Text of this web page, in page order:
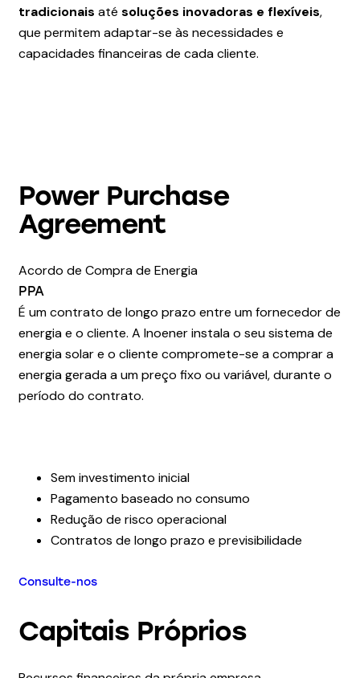
tradicionais até soluções inovadoras e flexíveis,
que permitem adaptar-se às necessidades e
capacidades financeiras de cada cliente.
Power Purchase
Agreement
Acordo de Compra de Energia
PPA
É um contrato de longo prazo entre um fornecedor de
energia e o cliente. A Inoener instala o seu sistema de
energia solar e o cliente compromete-se a comprar a
energia gerada a um preço fixo ou variável, durante o
período do contrato.
Sem investimento inicial
Pagamento baseado no consumo
Redução de risco operacional
Contratos de longo prazo e previsibilidade
Consulte-nos
Capitais Próprios